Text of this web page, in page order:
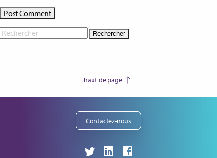
Rechercher
haut de page
Contactez-nous